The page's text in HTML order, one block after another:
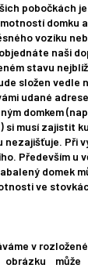
pobočkách
domku
vozíku
naši
stavu
složen vedle
udané
domkem
si musí zajistit
nezajišťuje. Při
Především u
domek
ve
v
může